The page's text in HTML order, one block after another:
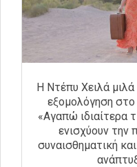
Η Ντέπυ Χειλά
εξομολόγηση στο
«Αγαπώ ιδιαίτερα
ενισχύουν την
συναισθηματική